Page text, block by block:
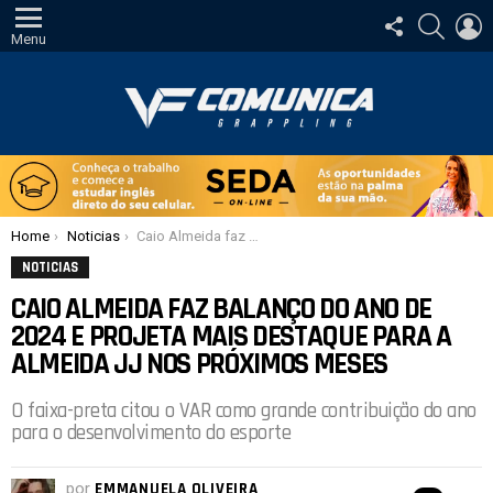
Menu
SIGA-
NOS
Você está aqui:
Home Noticias Caio Almeida faz balanço do ano de 2024 e projeta mais destaque para a Almeida JJ nos próximos meses
NOTICIAS
CAIO ALMEIDA FAZ BALANÇO DO ANO DE
2024 E PROJETA MAIS DESTAQUE PARA A
ALMEIDA JJ NOS PRÓXIMOS MESES
O faixa-preta citou o VAR como grande contribuição do ano
para o desenvolvimento do esporte
por EMMANUELA OLIVEIRA